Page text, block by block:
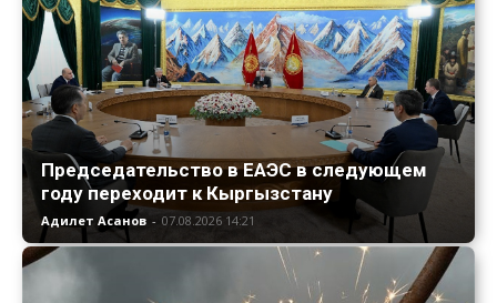
Председательство в ЕАЭС в следующем
году переходит к Кыргызстану
Адилет Асанов - 07.08.2026 14:21